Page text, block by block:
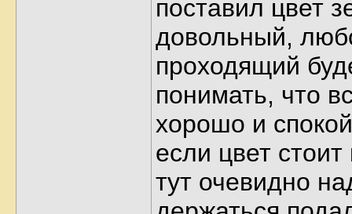
поставил цвет
довольный,
проходящий
понимать, что
хорошо и
если цвет
тут очевидно